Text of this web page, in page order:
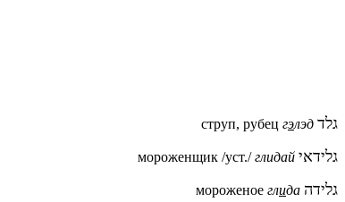
струп, рубец гэлэд גלד
мороженщик /уст./глидай גלידאי
мороженое глида גלידה